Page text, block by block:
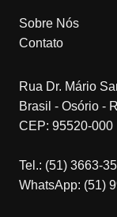
Sobre Nós
Contato
Rua Dr. Mário
Brasil - Osório -
CEP: 95520-000
Tel.: (51) 3663-
WhatsApp: (51)